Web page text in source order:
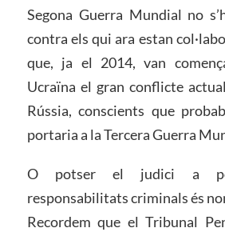
Segona Guerra Mundial no
contra els qui ara estan
que, ja el 2014, van
Ucraïna el gran conflicte
Rússia, conscients que
portaria a la Tercera Guerra
O potser el judici a
responsabilitats criminals és
Recordem que el Tribunal